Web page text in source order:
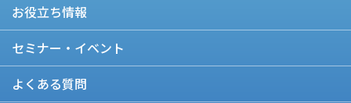
お役立ち情報
セミナー・イベント
よくある質問